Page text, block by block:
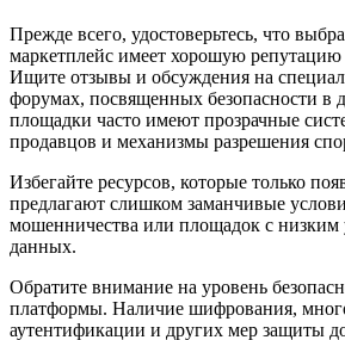
Прежде всего, удостоверьтесь, что
маркетплейс имеет хорошую репутацию
Ищите отзывы и обсуждения на
форумах, посвященных безопасности в
площадки часто имеют прозрачные
продавцов и механизмы разрешения
Избегайте ресурсов, которые только
предлагают слишком заманчивые
мошенничества или площадок с
данных.
Обратите внимание на уровень
платформы. Наличие шифрования,
аутентификации и других мер защиты